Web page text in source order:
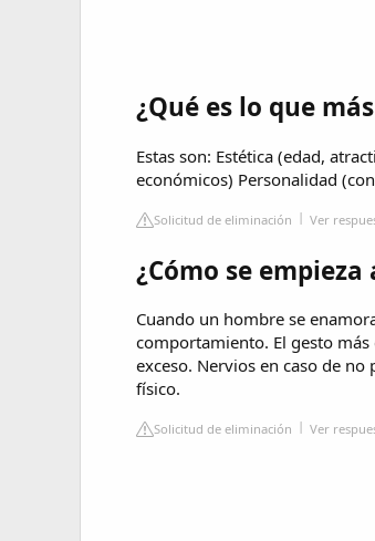
¿Qué es lo que
Estas son: Estética (edad,
económicos) Personalidad
Solicitud de eliminación Ver
¿Cómo se
Cuando un hombre se
comportamiento. El gesto
exceso. Nervios en caso de
físico.
Solicitud de eliminación Ver